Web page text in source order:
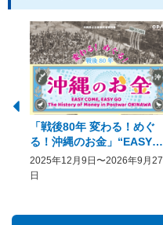
「戦後80年 変わる！めぐ
る！沖縄のお金」“EASY
COME, EASY GO － The
History of Money in
2025年12月9日〜2026年9月27
日